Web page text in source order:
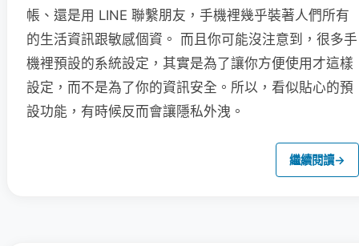
帳、還是用 LINE 聯繫朋友，手機裡幾乎裝著人們所有
的生活資訊跟敏感個資。 而且你可能沒注意到，很多手
機裡預設的系統設定，其實是為了讓你方便使用才這樣
設定，而不是為了你的資訊安全。所以，看似貼心的預
設功能，有時候反而會讓隱私外洩。
繼續閱讀→